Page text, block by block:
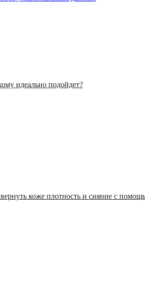
идеально подойдет?
коже плотность и сияние с